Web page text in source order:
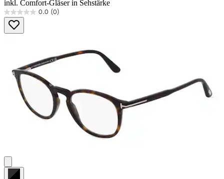
inkl. Comfort-Gläser in Sehstärke
0.0 (0)
0.0
von
5